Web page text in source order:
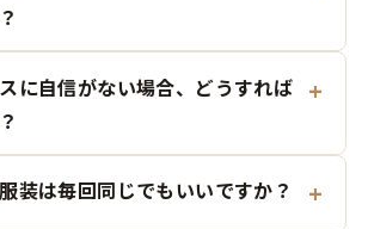
に自信がない場合、どうすれば
装は毎回同じでもいいですか？